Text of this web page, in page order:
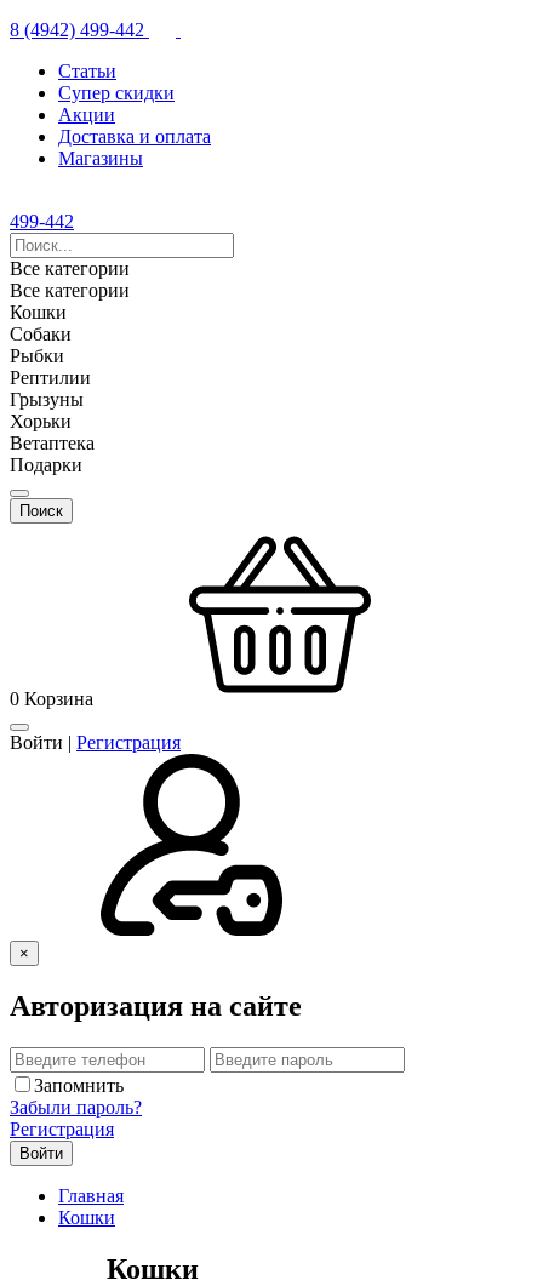
8 (4942) 499-442
Статьи
Супер скидки
Акции
Доставка и оплата
Магазины
499-442
Все категории
Все категории
Кошки
Собаки
Рыбки
Рептилии
Грызуны
Хорьки
Ветаптека
Подарки
0 Корзина
Войти | Регистрация
×
Авторизация на сайте
Запомнить
Забыли пароль?
Регистрация
Главная
Кошки
Кошки